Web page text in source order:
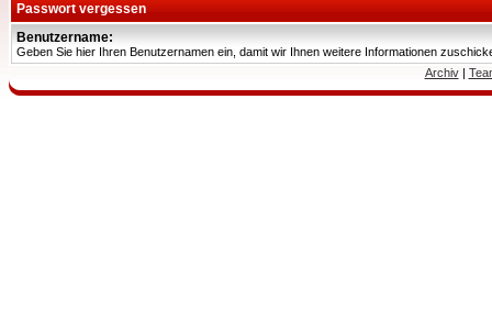
Passwort vergessen
Benutzername:
Geben Sie hier Ihren Benutzernamen ein, damit wir Ihnen weitere Informationen
Archiv|